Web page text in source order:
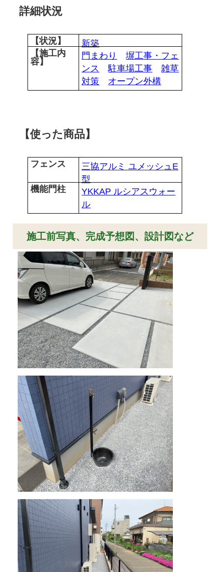
詳細状況
【状況】
新築
【施工内
容】
門まわり
塀工事・フェ
ンス
駐車場工事
雑草
対策
オープン外構
【使った商品】
フェンス
三協アルミ ユメッシュE
型
機能門柱
YKKAP ルシアスウォー
ル
施工前写真、完成予想図、設計図など